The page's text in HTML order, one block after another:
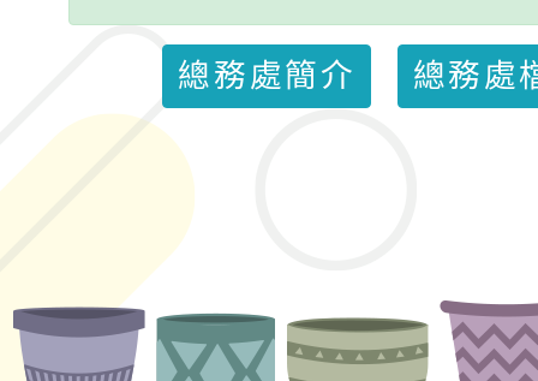
總務處簡介 總務處